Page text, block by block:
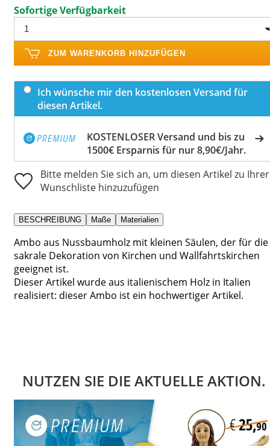
Sofortige Verfügbarkeit
ZUM WARENKORB HINZUFÜGEN
Ich wünsche mir den kostenlosen Versand für
diesen Artikel.
KOSTENLOSER Versand und bis zu
1500€ Ersparnis für nur 8,90€/Jahr.
Bitte melden Sie sich an, um diesen Artikel zu Ihrer
Wunschliste hinzuzufügen
BESCHREIBUNG Maße Materialien
Ambo aus Nussbaumholz mit kleinen Säulen, der für die
sakrale Dekoration von Kirchen und Wallfahrtskirchen
geeignet ist.
Dieser Artikel wurde aus italienischem Holz in Italien
realisiert: dieser Ambo ist ein hochwertiger Artikel.
NUTZEN SIE DIE AKTUELLE AKTION.